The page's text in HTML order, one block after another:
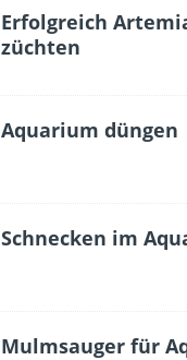
Erfolgreich
züchten
Aquarium düngen
Schnecken im
Mulmsauger für